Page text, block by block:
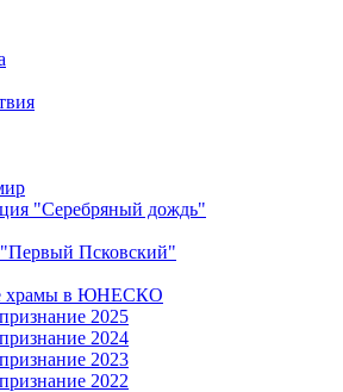
"Серебряный дождь"
"Первый Псковский"
храмы в ЮНЕСКО
2025
2024
2023
2022